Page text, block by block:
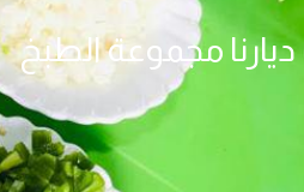
مجموعة الطبخ